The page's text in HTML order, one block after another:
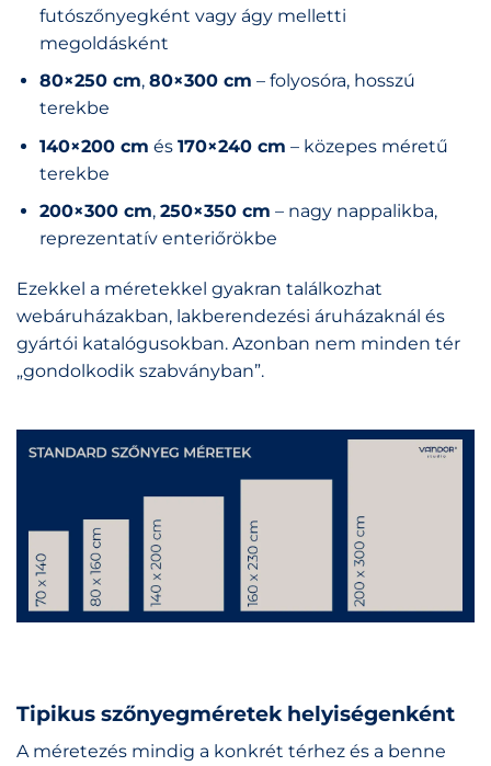
futószőnyegként vagy ágy melletti
megoldásként
80×250 cm, 80×300 cm – folyosóra, hosszú
terekbe
140×200 cm és 170×240 cm – közepes méretű
terekbe
200×300 cm, 250×350 cm – nagy nappalikba,
reprezentatív enteriőrökbe
Ezekkel a méretekkel gyakran találkozhat
webáruházakban, lakberendezési áruházaknál és
gyártói katalógusokban. Azonban nem minden tér
„gondolkodik szabványban”.
Tipikus szőnyegméretek helyiségenként
A méretezés mindig a konkrét térhez és a benne